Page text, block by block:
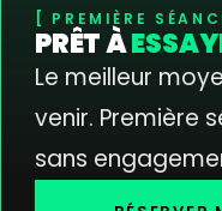
PREMIÈRE
PRÊT À
Le meilleur
venir. Première
sans